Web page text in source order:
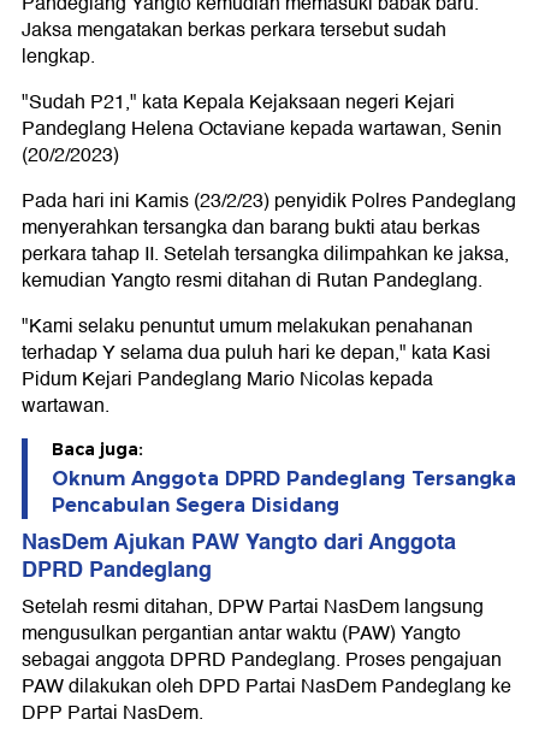
Jaksa mengatakan berkas perkara tersebut sudah
lengkap.
"Sudah P21," kata Kepala Kejaksaan negeri Kejari
Pandeglang Helena Octaviane kepada wartawan, Senin
(20/2/2023)
Pada hari ini Kamis (23/2/23) penyidik Polres Pandeglang
menyerahkan tersangka dan barang bukti atau berkas
perkara tahap II. Setelah tersangka dilimpahkan ke jaksa,
kemudian Yangto resmi ditahan di Rutan Pandeglang.
"Kami selaku penuntut umum melakukan penahanan
terhadap Y selama dua puluh hari ke depan," kata Kasi
Pidum Kejari Pandeglang Mario Nicolas kepada
wartawan.
Baca juga:
Oknum Anggota DPRD Pandeglang Tersangka
Pencabulan Segera Disidang
NasDem Ajukan PAW Yangto dari Anggota
DPRD Pandeglang
Setelah resmi ditahan, DPW Partai NasDem langsung
mengusulkan pergantian antar waktu (PAW) Yangto
sebagai anggota DPRD Pandeglang. Proses pengajuan
PAW dilakukan oleh DPD Partai NasDem Pandeglang ke
DPP Partai NasDem.